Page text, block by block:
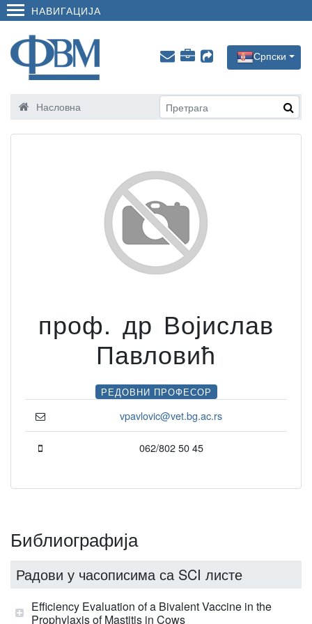
НАВИГАЦИЈА
Српски
Насловна
проф. др Војислав
Павловић
РЕДОВНИ ПРОФЕСОР
vpavlovic@vet.bg.ac.rs
062/802 50 45
Библиографија
Радови у часописима са SCI листе
Efficiency Evaluation of a Bivalent Vaccine in the
Prophylaxis of Mastitis in Cows